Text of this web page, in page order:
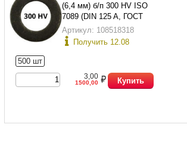
(6,4 мм) б/п 300 HV ISO
7089 (DIN 125 A, ГОСТ
11371-78 исп.1)
Артикул: 108518318
Получить 12.08
500 шт
3,00
1500,00 Купить